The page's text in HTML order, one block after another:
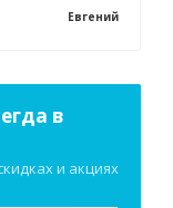
Евгений
в
и акциях